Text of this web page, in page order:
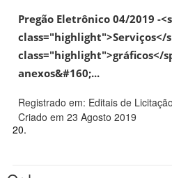
Pregão Eletrônico 04/2019 -
class="highlight">Serviços</
class="highlight">gráficos</
anexos&#160;...
Registrado em: Editais de Licitação
Criado em 23 Agosto 2019
20.